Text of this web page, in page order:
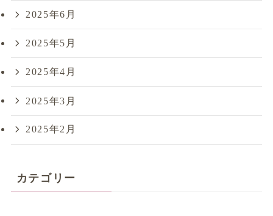
2025年6月
2025年5月
2025年4月
2025年3月
2025年2月
カテゴリー